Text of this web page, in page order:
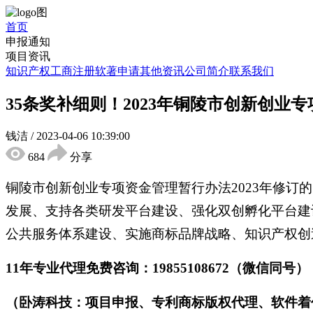
首页
申报通知
项目资讯
知识产权工商注册软著申请其他资讯公司简介联系我们
35条奖补细则！2023年铜陵市创新创业
钱洁 / 2023-04-06 10:39:00
684
分享
铜陵市创新创业专项资金管理暂行办法2023年修订
发展、支持各类研发平台建设、强化双创孵化平台
公共服务体系建设、实施商标品牌战略、知识产权
11年专业代理免费咨询：19855108672（微信同号）
（卧涛科技：项目申报、专利商标版权代理、软件